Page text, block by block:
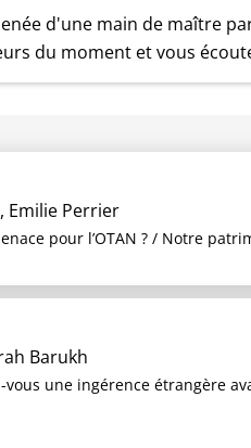
d'une main de maître
du moment et vous
Emilie Perrier
pour l’OTAN ? / Notre
Barukh
une ingérence étrangère